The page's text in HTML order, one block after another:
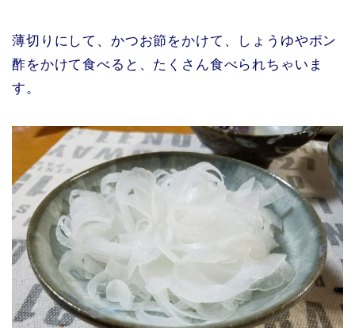
薄切りにして、かつお節をかけて、しょうゆやポン
酢をかけて食べると、たくさん食べられちゃいま
す。